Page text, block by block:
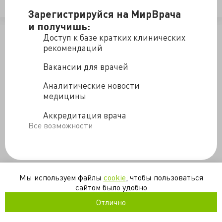
Зарегистрируйся на МирВрача
и получишь:
Доступ к базе кратких клинических
рекомендаций
Вакансии для врачей
Аналитические новости
медицины
Аккредитация врача
Все возможности
Мы используем файлы cookie , чтобы пользоваться
сайтом было удобно
Отлично
/blogs/feyk_pro_ministra-20-07-2020